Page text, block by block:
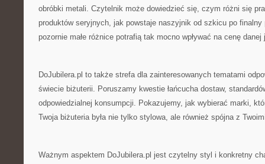
obróbki metali. Czytelnik może dowiedzieć się, czym różni się
produktów seryjnych, jak powstaje naszyjnik od szkicu po finalny
pozornie małe różnice potrafią tak mocno wpływać na cenę
DoJubilera.pl to także strefa dla zainteresowanych tematami
świecie biżuterii. Poruszamy kwestie łańcucha dostaw,
odpowiedzialnej konsumpcji. Pokazujemy, jak wybierać marki,
Twoja biżuteria była nie tylko stylowa, ale również spójna z
Ważnym aspektem DoJubilera.pl jest czytelny styl i konkretny